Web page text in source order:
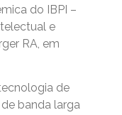
do IBPI –
e
RA, em
de
banda larga